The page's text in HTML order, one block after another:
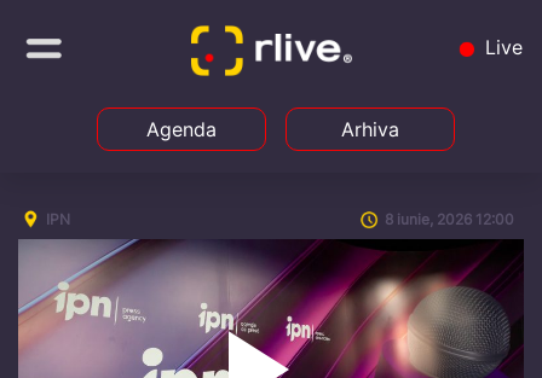
Live
Agenda Arhiva
IPN 8 iunie, 2026 12:00